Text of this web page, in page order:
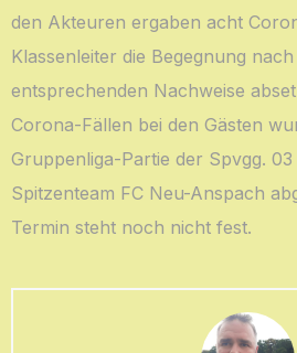
den Akteuren ergaben acht
Klassenleiter die Begegnung
entsprechenden Nachweise
Corona-Fällen bei den Gästen
Gruppenliga-Partie der Spvgg.
Spitzenteam FC Neu-Anspach
Termin steht noch nicht fest.